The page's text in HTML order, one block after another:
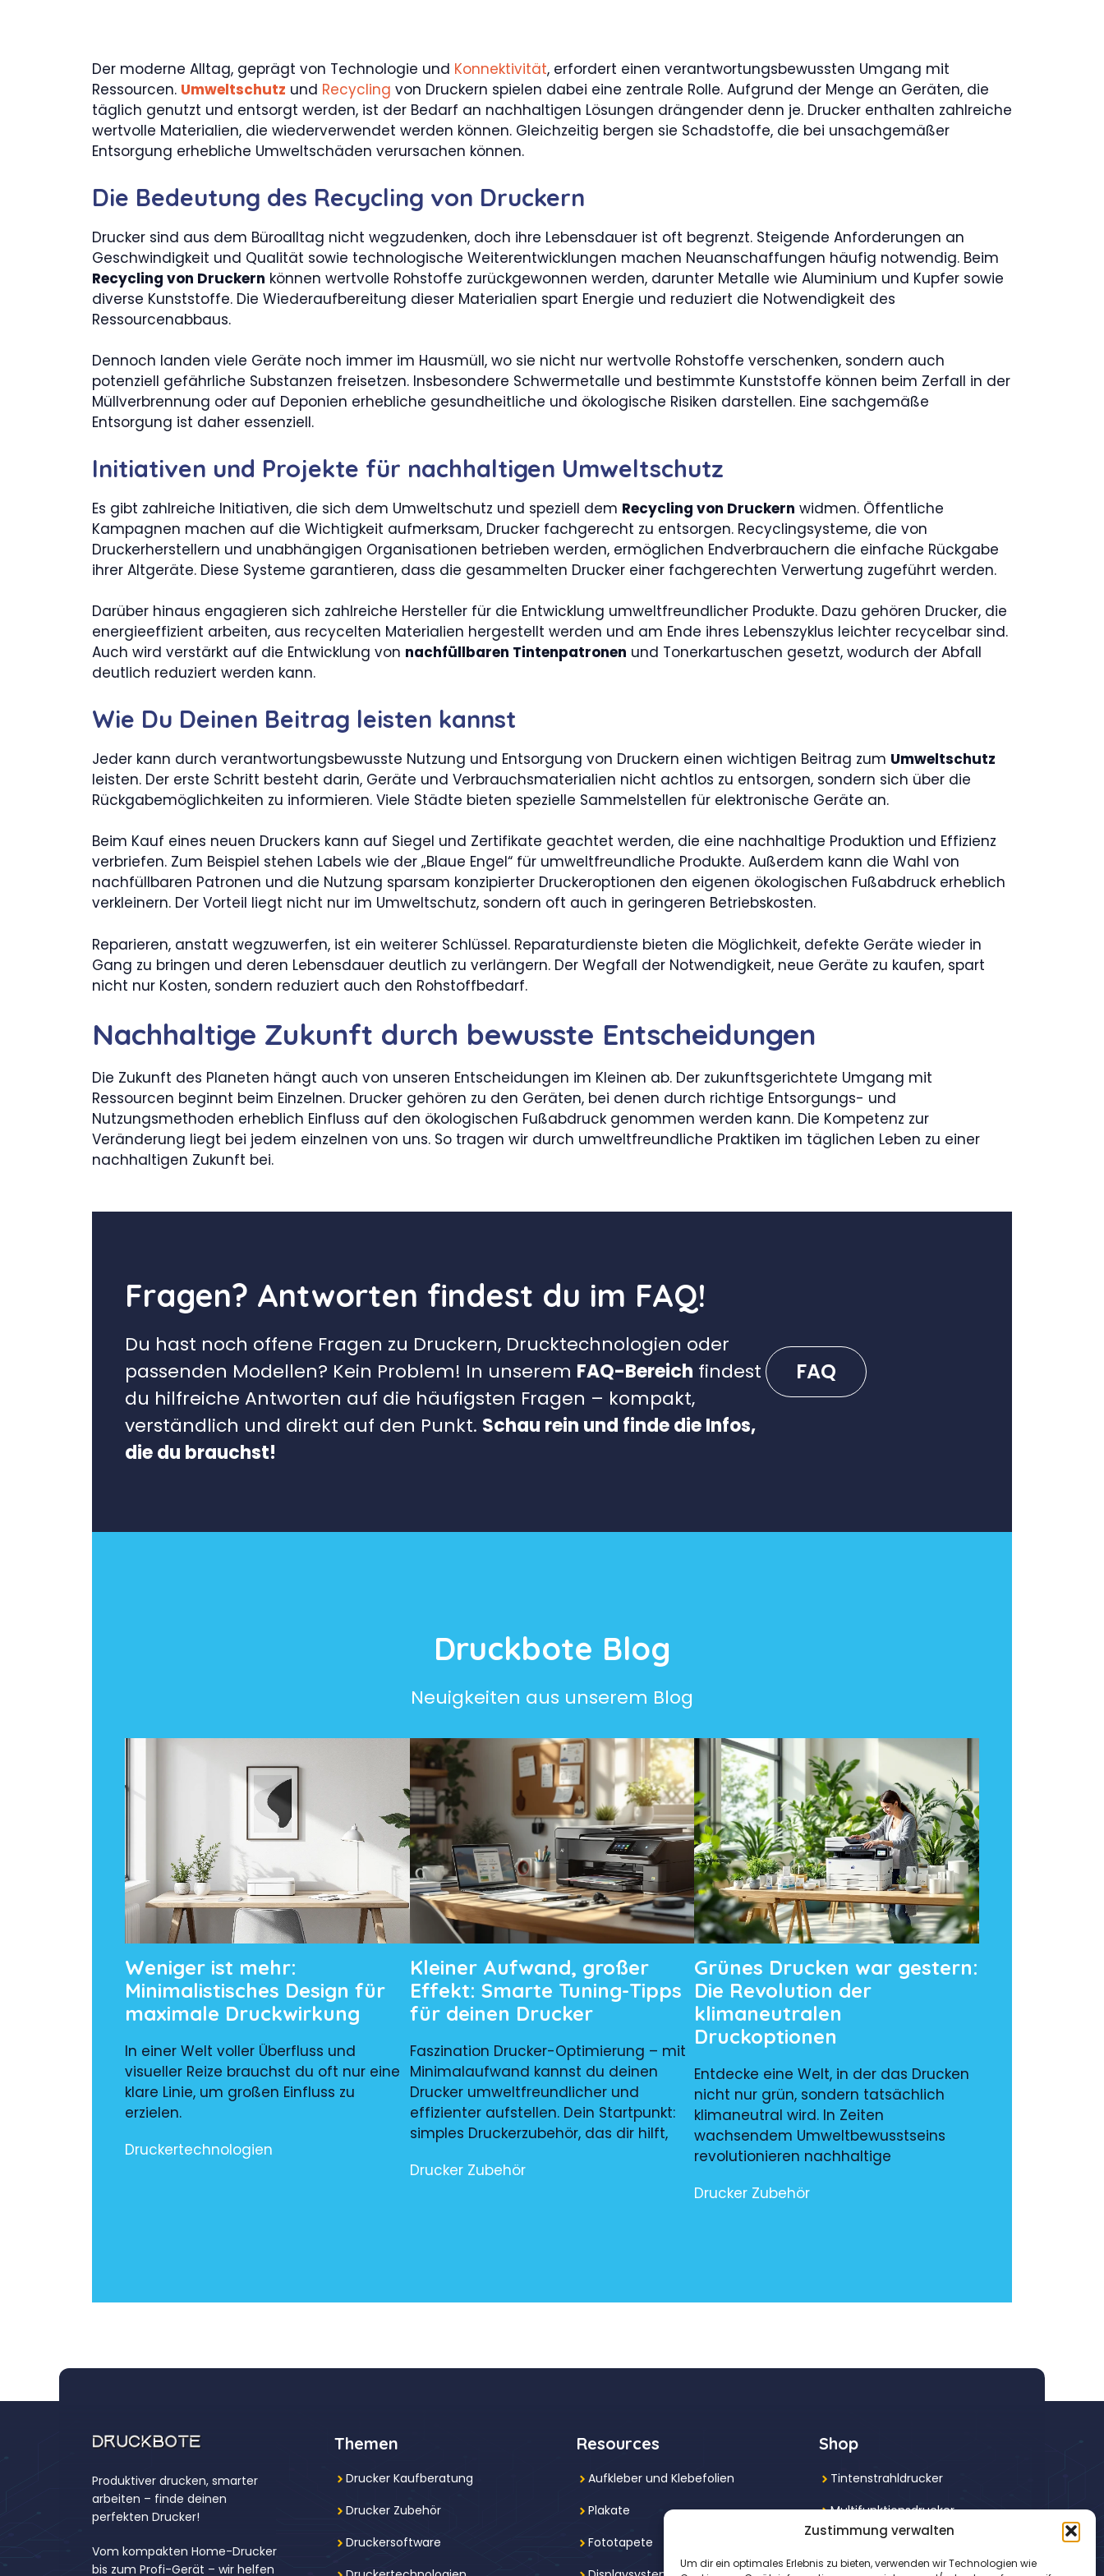
Zustimmung verwalten
Um dir ein optimales Erlebnis zu bieten, verwenden wir Technologien wie
Der moderne Alltag, geprägt von Technologie und Konnektivität, erfordert einen verantwortungsbewussten Umgang mit
Ressourcen. Umweltschutz und Recycling von Druckern spielen dabei eine zentrale Rolle. Aufgrund der Menge an Geräten, die
täglich genutzt und entsorgt werden, ist der Bedarf an nachhaltigen Lösungen drängender denn je. Drucker enthalten zahlreiche
wertvolle Materialien, die wiederverwendet werden können. Gleichzeitig bergen sie Schadstoffe, die bei unsachgemäßer
Entsorgung erhebliche Umweltschäden verursachen können.
Die Bedeutung des Recycling von Druckern
Drucker sind aus dem Büroalltag nicht wegzudenken, doch ihre Lebensdauer ist oft begrenzt. Steigende Anforderungen an
Geschwindigkeit und Qualität sowie technologische Weiterentwicklungen machen Neuanschaffungen häufig notwendig. Beim
Recycling von Druckern können wertvolle Rohstoffe zurückgewonnen werden, darunter Metalle wie Aluminium und Kupfer sowie
diverse Kunststoffe. Die Wiederaufbereitung dieser Materialien spart Energie und reduziert die Notwendigkeit des
Ressourcenabbaus.
Dennoch landen viele Geräte noch immer im Hausmüll, wo sie nicht nur wertvolle Rohstoffe verschenken, sondern auch
potenziell gefährliche Substanzen freisetzen. Insbesondere Schwermetalle und bestimmte Kunststoffe können beim Zerfall in der
Müllverbrennung oder auf Deponien erhebliche gesundheitliche und ökologische Risiken darstellen. Eine sachgemäße
Entsorgung ist daher essenziell.
Initiativen und Projekte für nachhaltigen Umweltschutz
Es gibt zahlreiche Initiativen, die sich dem Umweltschutz und speziell dem Recycling von Druckern widmen. Öffentliche
Kampagnen machen auf die Wichtigkeit aufmerksam, Drucker fachgerecht zu entsorgen. Recyclingsysteme, die von
Druckerherstellern und unabhängigen Organisationen betrieben werden, ermöglichen Endverbrauchern die einfache Rückgabe
ihrer Altgeräte. Diese Systeme garantieren, dass die gesammelten Drucker einer fachgerechten Verwertung zugeführt werden.
Darüber hinaus engagieren sich zahlreiche Hersteller für die Entwicklung umweltfreundlicher Produkte. Dazu gehören Drucker, die
energieeffizient arbeiten, aus recycelten Materialien hergestellt werden und am Ende ihres Lebenszyklus leichter recycelbar sind.
Auch wird verstärkt auf die Entwicklung von nachfüllbaren Tintenpatronen und Tonerkartuschen gesetzt, wodurch der Abfall
deutlich reduziert werden kann.
Wie Du Deinen Beitrag leisten kannst
Jeder kann durch verantwortungsbewusste Nutzung und Entsorgung von Druckern einen wichtigen Beitrag zum Umweltschutz
leisten. Der erste Schritt besteht darin, Geräte und Verbrauchsmaterialien nicht achtlos zu entsorgen, sondern sich über die
Rückgabemöglichkeiten zu informieren. Viele Städte bieten spezielle Sammelstellen für elektronische Geräte an.
Beim Kauf eines neuen Druckers kann auf Siegel und Zertifikate geachtet werden, die eine nachhaltige Produktion und Effizienz
verbriefen. Zum Beispiel stehen Labels wie der „Blaue Engel“ für umweltfreundliche Produkte. Außerdem kann die Wahl von
nachfüllbaren Patronen und die Nutzung sparsam konzipierter Druckeroptionen den eigenen ökologischen Fußabdruck erheblich
verkleinern. Der Vorteil liegt nicht nur im Umweltschutz, sondern oft auch in geringeren Betriebskosten.
Reparieren, anstatt wegzuwerfen, ist ein weiterer Schlüssel. Reparaturdienste bieten die Möglichkeit, defekte Geräte wieder in
Gang zu bringen und deren Lebensdauer deutlich zu verlängern. Der Wegfall der Notwendigkeit, neue Geräte zu kaufen, spart
nicht nur Kosten, sondern reduziert auch den Rohstoffbedarf.
Nachhaltige Zukunft durch bewusste Entscheidungen
Die Zukunft des Planeten hängt auch von unseren Entscheidungen im Kleinen ab. Der zukunftsgerichtete Umgang mit
Ressourcen beginnt beim Einzelnen. Drucker gehören zu den Geräten, bei denen durch richtige Entsorgungs- und
Nutzungsmethoden erheblich Einfluss auf den ökologischen Fußabdruck genommen werden kann. Die Kompetenz zur
Veränderung liegt bei jedem einzelnen von uns. So tragen wir durch umweltfreundliche Praktiken im täglichen Leben zu einer
nachhaltigen Zukunft bei.
Fragen? Antworten findest du im FAQ!
Du hast noch offene Fragen zu Druckern, Drucktechnologien oder
passenden Modellen? Kein Problem! In unserem FAQ-Bereich findest
du hilfreiche Antworten auf die häufigsten Fragen – kompakt,
verständlich und direkt auf den Punkt. Schau rein und finde die Infos,
die du brauchst!
FAQ
Druckbote Blog
Neuigkeiten aus unserem Blog
Weniger ist mehr:
Minimalistisches Design für
maximale Druckwirkung
In einer Welt voller Überfluss und
visueller Reize brauchst du oft nur eine
klare Linie, um großen Einfluss zu
erzielen.
Druckertechnologien
Kleiner Aufwand, großer
Effekt: Smarte Tuning-Tipps
für deinen Drucker
Faszination Drucker-Optimierung – mit
Minimalaufwand kannst du deinen
Drucker umweltfreundlicher und
effizienter aufstellen. Dein Startpunkt:
simples Druckerzubehör, das dir hilft,
Drucker Zubehör
Grünes Drucken war gestern:
Die Revolution der
klimaneutralen
Druckoptionen
Entdecke eine Welt, in der das Drucken
nicht nur grün, sondern tatsächlich
klimaneutral wird. In Zeiten
wachsendem Umweltbewusstseins
revolutionieren nachhaltige
Drucker Zubehör
Produktiver drucken, smarter
arbeiten – finde deinen
perfekten Drucker!
Vom kompakten Home-Drucker
bis zum Profi-Gerät – wir helfen
Themen
Drucker Kaufberatung
Drucker Zubehör
Druckersoftware
Resources
Aufkleber und Klebefolien
Plakate
Fototapete
Shop
Tintenstrahldrucker
Multifunktionsdrucker
Laserdrucker